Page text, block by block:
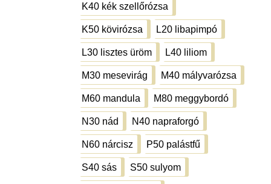
K40 kék szellőrózsa
K40 kék szellőrózsa
K50 kövirózsa
K50 kövirózsa
L20 libapimpó
L20 libapimpó
L30 lisztes üröm
L30 lisztes üröm
L40 liliom
L40 liliom
M30 mesevirág
M30 mesevirág
M40 mályvarózsa
M40 mályvarózsa
M60 mandula
M60 mandula
M80 meggybordó
M80 meggybordó
N30 nád
N30 nád
N40 napraforgó
N40 napraforgó
N60 nárcisz
N60 nárcisz
P50 palástfű
P50 palástfű
S40 sás
S40 sás
S50 sulyom
S50 sulyom